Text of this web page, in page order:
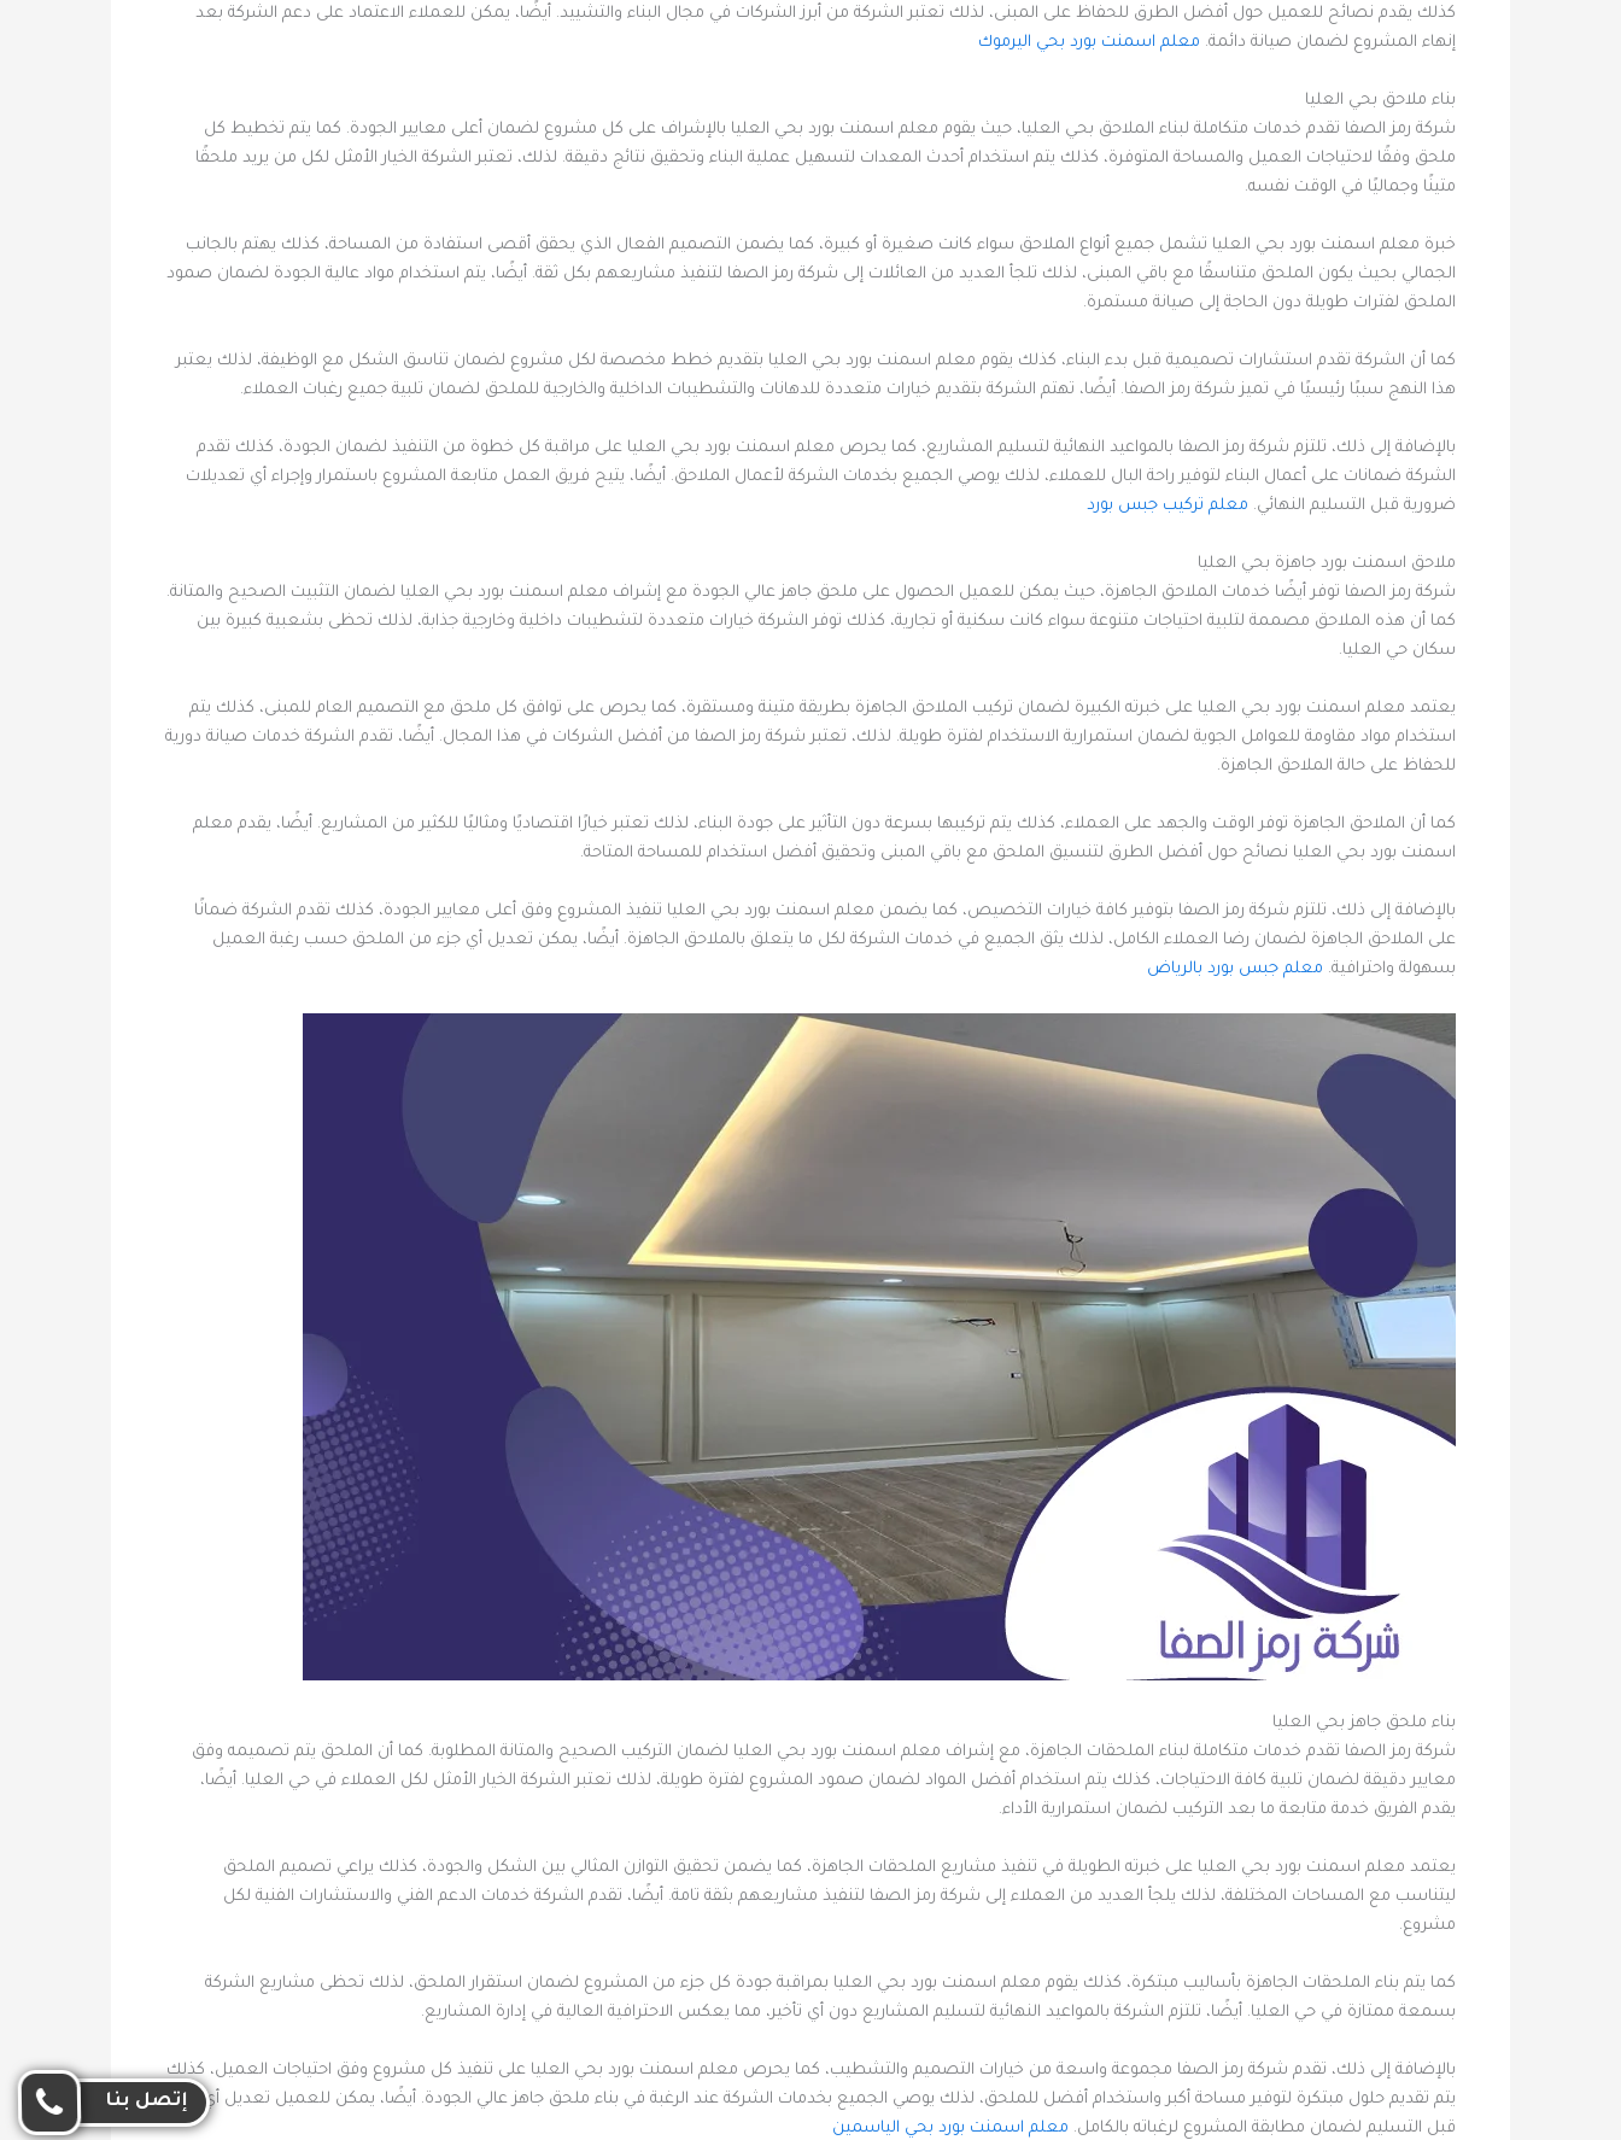
كذلك يقدم نصائح للعميل حول أفضل الطرق للحفاظ على المبنى، لذلك تعتبر الشركة من أبرز الشركات في مجال البناء والتشييد. أيضًا، يمكن للعملاء الاعتماد على دعم الشركة بعد
إنهاء المشروع لضمان صيانة دائمة. معلم اسمنت بورد بحي اليرموك
بناء ملاحق بحي العليا
شركة رمز الصفا تقدم خدمات متكاملة لبناء الملاحق بحي العليا، حيث يقوم معلم اسمنت بورد بحي العليا بالإشراف على كل مشروع لضمان أعلى معايير الجودة. كما يتم تخطيط كل
ملحق وفقًا لاحتياجات العميل والمساحة المتوفرة، كذلك يتم استخدام أحدث المعدات لتسهيل عملية البناء وتحقيق نتائج دقيقة. لذلك، تعتبر الشركة الخيار الأمثل لكل من يريد ملحقًا
متينًا وجماليًا في الوقت نفسه.
خبرة معلم اسمنت بورد بحي العليا تشمل جميع أنواع الملاحق سواء كانت صغيرة أو كبيرة، كما يضمن التصميم الفعال الذي يحقق أقصى استفادة من المساحة، كذلك يهتم بالجانب
الجمالي بحيث يكون الملحق متناسقًا مع باقي المبنى، لذلك تلجأ العديد من العائلات إلى شركة رمز الصفا لتنفيذ مشاريعهم بكل ثقة. أيضًا، يتم استخدام مواد عالية الجودة لضمان صمود
الملحق لفترات طويلة دون الحاجة إلى صيانة مستمرة.
كما أن الشركة تقدم استشارات تصميمية قبل بدء البناء، كذلك يقوم معلم اسمنت بورد بحي العليا بتقديم خطط مخصصة لكل مشروع لضمان تناسق الشكل مع الوظيفة، لذلك يعتبر
هذا النهج سببًا رئيسيًا في تميز شركة رمز الصفا. أيضًا، تهتم الشركة بتقديم خيارات متعددة للدهانات والتشطيبات الداخلية والخارجية للملحق لضمان تلبية جميع رغبات العملاء.
بالإضافة إلى ذلك، تلتزم شركة رمز الصفا بالمواعيد النهائية لتسليم المشاريع، كما يحرص معلم اسمنت بورد بحي العليا على مراقبة كل خطوة من التنفيذ لضمان الجودة، كذلك تقدم
الشركة ضمانات على أعمال البناء لتوفير راحة البال للعملاء، لذلك يوصي الجميع بخدمات الشركة لأعمال الملاحق. أيضًا، يتيح فريق العمل متابعة المشروع باستمرار وإجراء أي تعديلات
ضرورية قبل التسليم النهائي. معلم تركيب جبس بورد
ملاحق اسمنت بورد جاهزة بحي العليا
شركة رمز الصفا توفر أيضًا خدمات الملاحق الجاهزة، حيث يمكن للعميل الحصول على ملحق جاهز عالي الجودة مع إشراف معلم اسمنت بورد بحي العليا لضمان التثبيت الصحيح والمتانة.
كما أن هذه الملاحق مصممة لتلبية احتياجات متنوعة سواء كانت سكنية أو تجارية، كذلك توفر الشركة خيارات متعددة لتشطيبات داخلية وخارجية جذابة، لذلك تحظى بشعبية كبيرة بين
سكان حي العليا.
يعتمد معلم اسمنت بورد بحي العليا على خبرته الكبيرة لضمان تركيب الملاحق الجاهزة بطريقة متينة ومستقرة، كما يحرص على توافق كل ملحق مع التصميم العام للمبنى، كذلك يتم
استخدام مواد مقاومة للعوامل الجوية لضمان استمرارية الاستخدام لفترة طويلة. لذلك، تعتبر شركة رمز الصفا من أفضل الشركات في هذا المجال. أيضًا، تقدم الشركة خدمات صيانة دورية
للحفاظ على حالة الملاحق الجاهزة.
كما أن الملاحق الجاهزة توفر الوقت والجهد على العملاء، كذلك يتم تركيبها بسرعة دون التأثير على جودة البناء، لذلك تعتبر خيارًا اقتصاديًا ومثاليًا للكثير من المشاريع. أيضًا، يقدم معلم
اسمنت بورد بحي العليا نصائح حول أفضل الطرق لتنسيق الملحق مع باقي المبنى وتحقيق أفضل استخدام للمساحة المتاحة.
بالإضافة إلى ذلك، تلتزم شركة رمز الصفا بتوفير كافة خيارات التخصيص، كما يضمن معلم اسمنت بورد بحي العليا تنفيذ المشروع وفق أعلى معايير الجودة، كذلك تقدم الشركة ضمانًا
على الملاحق الجاهزة لضمان رضا العملاء الكامل، لذلك يثق الجميع في خدمات الشركة لكل ما يتعلق بالملاحق الجاهزة. أيضًا، يمكن تعديل أي جزء من الملحق حسب رغبة العميل
بسهولة واحترافية. معلم جبس بورد بالرياض
بناء ملحق جاهز بحي العليا
شركة رمز الصفا تقدم خدمات متكاملة لبناء الملحقات الجاهزة، مع إشراف معلم اسمنت بورد بحي العليا لضمان التركيب الصحيح والمتانة المطلوبة. كما أن الملحق يتم تصميمه وفق
معايير دقيقة لضمان تلبية كافة الاحتياجات، كذلك يتم استخدام أفضل المواد لضمان صمود المشروع لفترة طويلة، لذلك تعتبر الشركة الخيار الأمثل لكل العملاء في حي العليا. أيضًا،
يقدم الفريق خدمة متابعة ما بعد التركيب لضمان استمرارية الأداء.
يعتمد معلم اسمنت بورد بحي العليا على خبرته الطويلة في تنفيذ مشاريع الملحقات الجاهزة، كما يضمن تحقيق التوازن المثالي بين الشكل والجودة، كذلك يراعي تصميم الملحق
ليتناسب مع المساحات المختلفة، لذلك يلجأ العديد من العملاء إلى شركة رمز الصفا لتنفيذ مشاريعهم بثقة تامة. أيضًا، تقدم الشركة خدمات الدعم الفني والاستشارات الفنية لكل
مشروع.
كما يتم بناء الملحقات الجاهزة بأساليب مبتكرة، كذلك يقوم معلم اسمنت بورد بحي العليا بمراقبة جودة كل جزء من المشروع لضمان استقرار الملحق، لذلك تحظى مشاريع الشركة
بسمعة ممتازة في حي العليا. أيضًا، تلتزم الشركة بالمواعيد النهائية لتسليم المشاريع دون أي تأخير، مما يعكس الاحترافية العالية في إدارة المشاريع.
بالإضافة إلى ذلك، تقدم شركة رمز الصفا مجموعة واسعة من خيارات التصميم والتشطيب، كما يحرص معلم اسمنت بورد بحي العليا على تنفيذ كل مشروع وفق احتياجات العميل، كذلك
يتم تقديم حلول مبتكرة لتوفير مساحة أكبر واستخدام أفضل للملحق، لذلك يوصي الجميع بخدمات الشركة عند الرغبة في بناء ملحق جاهز عالي الجودة. أيضًا، يمكن للعميل تعديل أي جزء
قبل التسليم لضمان مطابقة المشروع لرغباته بالكامل. معلم اسمنت بورد بحي الياسمين
إتصل بنا